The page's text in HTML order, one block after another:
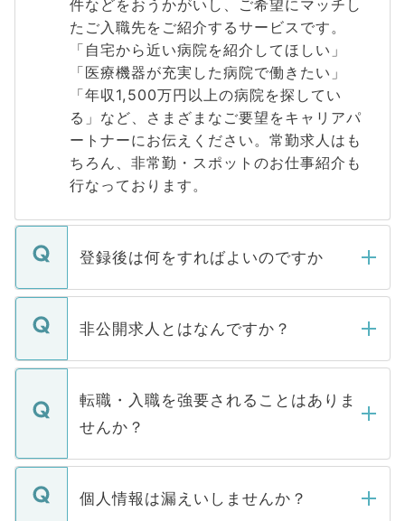
件などをおうかがいし、ご希望にマッチし
たご入職先をご紹介するサービスです。
「自宅から近い病院を紹介してほしい」
「医療機器が充実した病院で働きたい」
「年収1,500万円以上の病院を探してい
る」など、さまざまなご要望をキャリアパ
ートナーにお伝えください。常勤求人はも
ちろん、非常勤・スポットのお仕事紹介も
行なっております。
登録後は何をすればよいのですか
ご登録いただきましたら、弊社担当者がご
登録内容を確認し、その後メールもしくは
ます。通常、5営業日以内にはご連絡をせて
いただきますので、しばらくお待ちくださ
非公開求人とはなんですか？
マイナビDOCTORで取り扱っている求人の
うち約3割は、Webサイトからご覧いただ
けない「非公開求人」です。非公開求人は
下記の理由によって、一般には公開してい
ません。
■応募殺到を避けるため 人気のある医療機
転職・入職を強要されることはありま
せんか？
転職・入職を強要することは一切ありませ
ん。また、仮に応募先から内定をいただい
個人情報は漏えいしませんか？